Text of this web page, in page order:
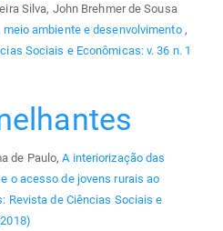
Silva, John Brehmer de Sousa
meio ambiente e desenvolvimento ,
Sociais e Econômicas: v. 36 n. 1
de Paulo,A interiorização das
o acesso de jovens rurais ao
Revista de Ciências Sociais e